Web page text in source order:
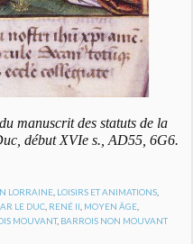
manuscrit des statuts de la
début XVIe s., AD55, 6G6.
LORRAINE, LOISIRS ET ANIMATIONS,
LE DUC RENÉ II MOYEN ÂGE
MOUVANT, BARROIS NON MOUVANT